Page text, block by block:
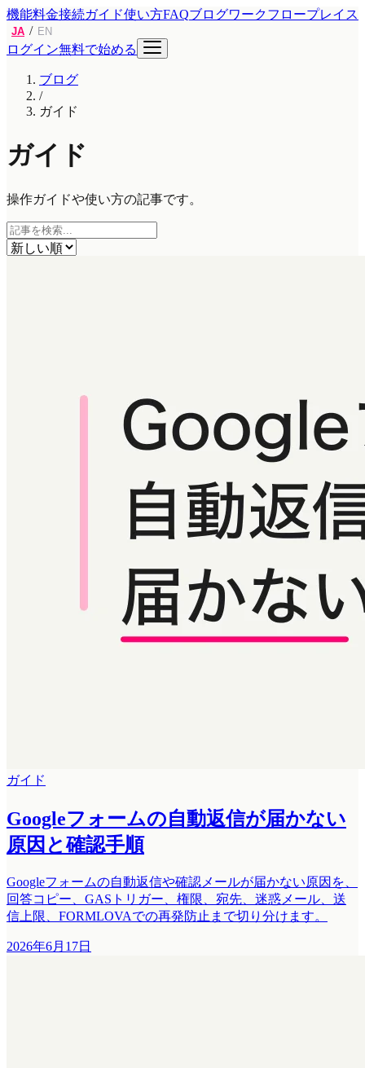
機能料金接続ガイド使い方FAQブログワークフロープレイス
JA / EN
ログイン無料で始める
ブログ
/
ガイド
ガイド
操作ガイドや使い方の記事です。
ガイド
Googleフォームの自動返信が届かない
原因と確認手順
Googleフォームの自動返信や確認メールが届かない原因を、
回答コピー、GASトリガー、権限、宛先、迷惑メール、送
信上限、FORMLOVAでの再発防止まで切り分けます。
2026年6月17日